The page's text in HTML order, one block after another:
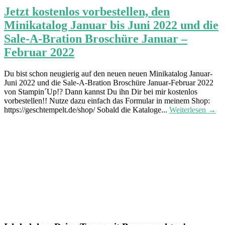
Jetzt kostenlos vorbestellen, den
Minikatalog Januar bis Juni 2022 und die
Sale-A-Bration Broschüre Januar –
Februar 2022
Du bist schon neugierig auf den neuen neuen Minikatalog Januar-
Juni 2022 und die Sale-A-Bration Broschüre Januar-Februar 2022
von Stampin´Up!? Dann kannst Du ihn Dir bei mir kostenlos
vorbestellen!! Nutze dazu einfach das Formular in meinem Shop:
https://geschtempelt.de/shop/ Sobald die Kataloge... Weiterlesen →